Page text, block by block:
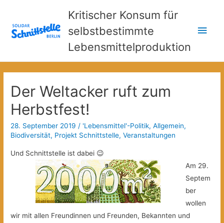
Kritischer Konsum für
selbstbestimmte
Lebensmittelproduktion
Der Weltacker ruft zum
Herbstfest!
28. September 2019 / 'Lebensmittel'-Politik,Allgemein,
Biodiversität, Projekt Schnittstelle,Veranstaltungen
Und Schnittstelle ist dabei 😉
Am 29.
Septem
ber
wollen
wir mit allen Freundinnen und Freunden, Bekannten und